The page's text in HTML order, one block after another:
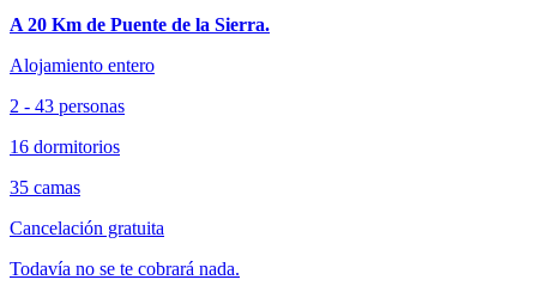
A 20 Km de Puente de la Sierra.
Alojamiento entero
2 - 43 personas
16 dormitorios
35 camas
Cancelación gratuita
Todavía no se te cobrará nada.